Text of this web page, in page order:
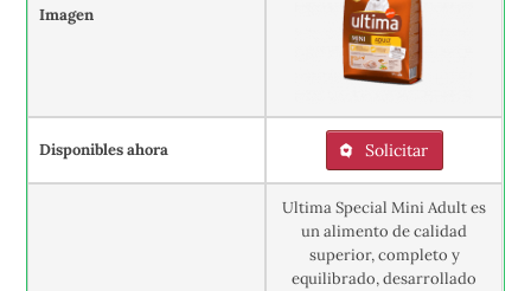
Imagen
Disponibles ahora Solicitar
Ultima Special Mini Adult es
un alimento de calidad
superior, completo y
equilibrado, desarrollado